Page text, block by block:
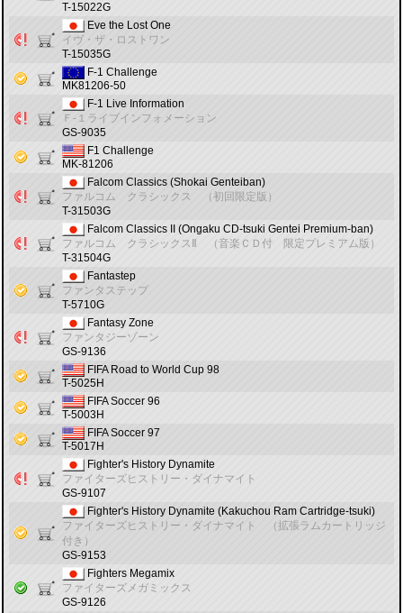
T-15022G
Eve the Lost One
イヴ・ザ・ロストワン
T-15035G
F-1 Challenge
MK81206-50
F-1 Live Information
Ｆ‐１ライブインフォメーション
GS-9035
F1 Challenge
MK-81206
Falcom Classics (Shokai Genteiban)
ファルコム クラシックス （初回限定版）
T-31503G
Falcom Classics II (Ongaku CD-tsuki Gentei Premium-ban)
ファルコム クラシックスⅡ （音楽ＣＤ付 限定プレミアム版）
T-31504G
Fantastep
ファンタステップ
T-5710G
Fantasy Zone
ファンタジーゾーン
GS-9136
FIFA Road to World Cup 98
T-5025H
FIFA Soccer 96
T-5003H
FIFA Soccer 97
T-5017H
Fighter's History Dynamite
ファイターズヒストリー・ダイナマイト
GS-9107
Fighter's History Dynamite (Kakuchou Ram Cartridge-tsuki)
ファイターズヒストリー・ダイナマイト （拡張ラムカートリッジ
付き）
GS-9153
Fighters Megamix
ファイターズメガミックス
GS-9126